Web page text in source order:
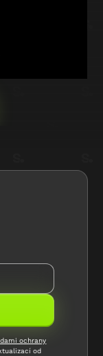
ochrany
od